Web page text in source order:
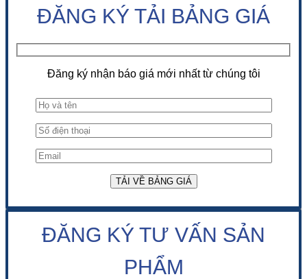
ĐĂNG KÝ TẢI BẢNG GIÁ
Đăng ký nhận báo giá mới nhất từ chúng tôi
ĐĂNG KÝ TƯ VẤN SẢN
PHẨM